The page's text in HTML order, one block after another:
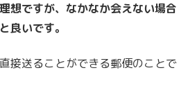
想ですが、なかなか会えない場合
良いです。
接送ることができる郵便のことで